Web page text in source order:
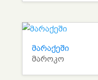
მარაქეში
მაროკო